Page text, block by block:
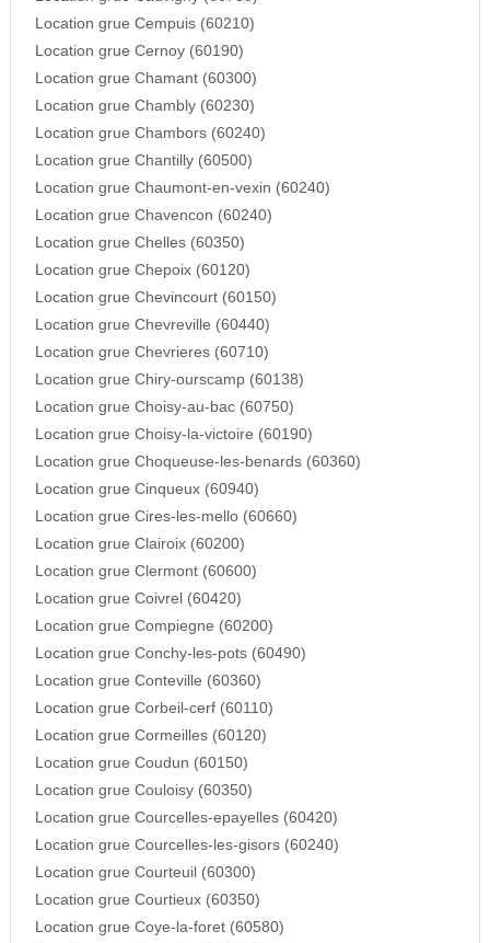
Location grue Cempuis (60210)
Location grue Cernoy (60190)
Location grue Chamant (60300)
Location grue Chambly (60230)
Location grue Chambors (60240)
Location grue Chantilly (60500)
Location grue Chaumont-en-vexin (60240)
Location grue Chavencon (60240)
Location grue Chelles (60350)
Location grue Chepoix (60120)
Location grue Chevincourt (60150)
Location grue Chevreville (60440)
Location grue Chevrieres (60710)
Location grue Chiry-ourscamp (60138)
Location grue Choisy-au-bac (60750)
Location grue Choisy-la-victoire (60190)
Location grue Choqueuse-les-benards (60360)
Location grue Cinqueux (60940)
Location grue Cires-les-mello (60660)
Location grue Clairoix (60200)
Location grue Clermont (60600)
Location grue Coivrel (60420)
Location grue Compiegne (60200)
Location grue Conchy-les-pots (60490)
Location grue Conteville (60360)
Location grue Corbeil-cerf (60110)
Location grue Cormeilles (60120)
Location grue Coudun (60150)
Location grue Couloisy (60350)
Location grue Courcelles-epayelles (60420)
Location grue Courcelles-les-gisors (60240)
Location grue Courteuil (60300)
Location grue Courtieux (60350)
Location grue Coye-la-foret (60580)